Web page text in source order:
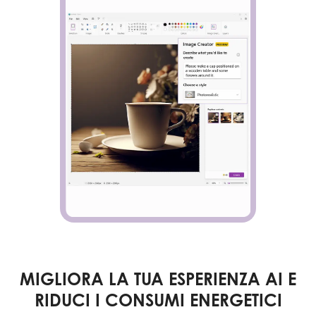
MIGLIORA LA TUA ESPERIENZA AI E
RIDUCI I CONSUMI ENERGETICI